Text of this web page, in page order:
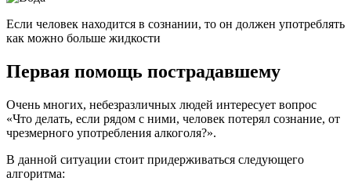
Если человек находится в сознании, то он должен употреблять
как можно больше жидкости
Первая помощь пострадавшему
Очень многих, небезразличных людей интересует вопрос
«Что делать, если рядом с ними, человек потерял сознание, от
чрезмерного употребления алкоголя?».
В данной ситуации стоит придерживаться следующего
алгоритма: